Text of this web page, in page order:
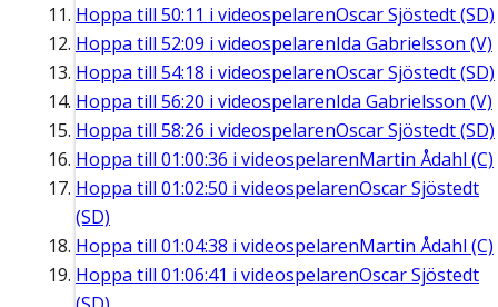
Hoppa till 50:11 i videospelarenOscar Sjöstedt (SD)
Hoppa till 52:09 i videospelarenIda Gabrielsson (V)
Hoppa till 54:18 i videospelarenOscar Sjöstedt (SD)
Hoppa till 56:20 i videospelarenIda Gabrielsson (V)
Hoppa till 58:26 i videospelarenOscar Sjöstedt (SD)
Hoppa till 01:00:36 i videospelarenMartin Ådahl (C)
Hoppa till 01:02:50 i videospelarenOscar Sjöstedt
(SD)
Hoppa till 01:04:38 i videospelarenMartin Ådahl (C)
Hoppa till 01:06:41 i videospelarenOscar Sjöstedt